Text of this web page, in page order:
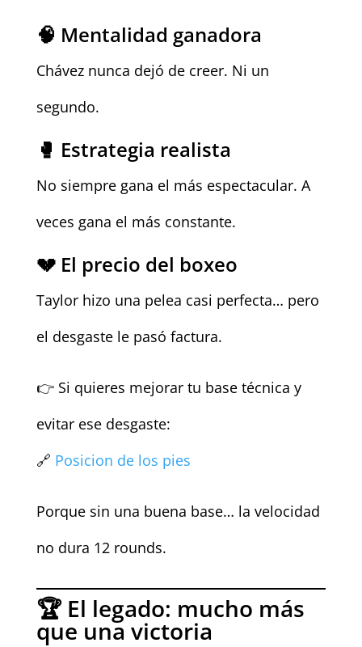
🧠 Mentalidad ganadora
Chávez nunca dejó de creer. Ni un
segundo.
🥊 Estrategia realista
No siempre gana el más espectacular. A
veces gana el más constante.
💔 El precio del boxeo
Taylor hizo una pelea casi perfecta… pero
el desgaste le pasó factura.
👉 Si quieres mejorar tu base técnica y
evitar ese desgaste:
🔗 Posicion de los pies
Porque sin una buena base… la velocidad
no dura 12 rounds.
🏆 El legado: mucho más
que una victoria